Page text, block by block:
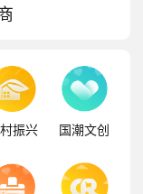
振兴 国潮文创